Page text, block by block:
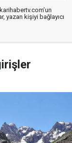
yazan kişiyi bağlayıcı